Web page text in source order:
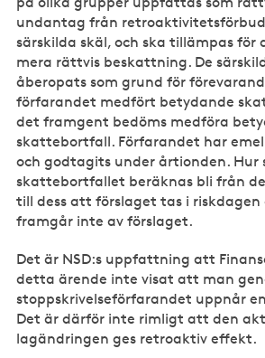
undantag från
särskilda skäl, och ska tillämpas för
mera rättvis beskattning. De
åberopats som grund för
förfarandet medfört betydande
det framgent bedöms medföra
skattebortfall. Förfarandet har
och godtagits under årtionden. Hur
skattebortfallet beräknas bli från
till dess att förslaget tas i riskdagen
framgår inte av förslaget.
Det är NSD:s uppfattning att
detta ärende inte visat att man
stoppskrivelseförfarandet uppnår
Det är därför inte rimligt att den
lagändringen ges retroaktiv effekt.